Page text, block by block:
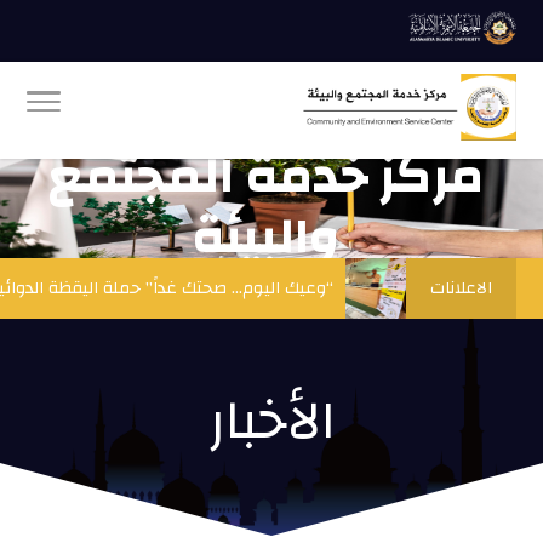
مركز خدمة المجتمع
والبيئة
الاعلانات
الأخبار